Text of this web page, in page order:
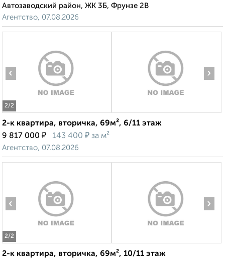
Автозаводский район, ЖК 3Б, Фрунзе 2В
Агентство, 07.08.2026
2/2
‹ ›
2-к квартира, вторичка, 69м², 6/11 этаж
9 817 000 ₽ 143 400 ₽ за м²
Агентство, 07.08.2026
2/2
‹ ›
2-к квартира, вторичка, 69м², 10/11 этаж